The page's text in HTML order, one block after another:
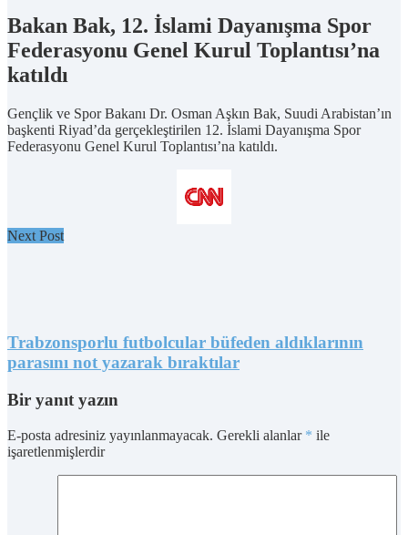
Bakan Bak, 12. İslami Dayanışma Spor
Federasyonu Genel Kurul Toplantısı’na
katıldı
Gençlik ve Spor Bakanı Dr. Osman Aşkın Bak, Suudi Arabistan’ın
başkenti Riyad’da gerçekleştirilen 12. İslami Dayanışma Spor
Federasyonu Genel Kurul Toplantısı’na katıldı.
Next Post
Trabzonsporlu futbolcular büfeden aldıklarının
parasını not yazarak bıraktılar
Bir yanıt yazın
E-posta adresiniz yayınlanmayacak. Gerekli alanlar * ile
işaretlenmişlerdir